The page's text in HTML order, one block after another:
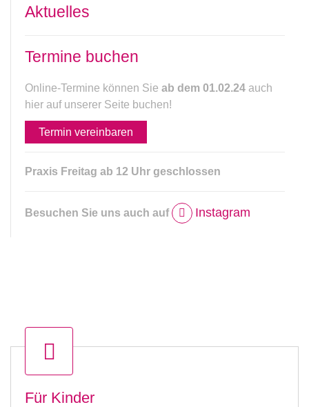
Aktuelles
Termine buchen
Online-Termine können Sie ab dem 01.02.24 auch
hier auf unserer Seite buchen!
Termin vereinbaren
Praxis Freitag ab 12 Uhr geschlossen
Besuchen Sie uns auch auf Instagram
Für Kinder